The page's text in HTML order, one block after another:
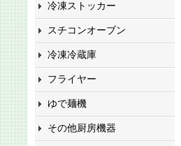
冷凍ストッカー
スチコンオーブン
冷凍冷蔵庫
フライヤー
ゆで麺機
その他厨房機器